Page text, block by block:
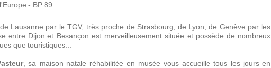
- BP 89
Lausanne par le TGV, très proche de Strasbourg, de Lyon, de Genève par les
entre Dijon et Besançon est merveilleusement située et possède de nombreux
que touristiques...
, sa maison natale réhabilitée en musée vous accueille tous les jours en